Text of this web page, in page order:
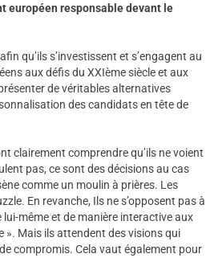
européen responsable devant le
qu’ils s’investissent et s’engagent au
aux défis du XXIème siècle et aux
de véritables alternatives
des candidats en tête de
clairement comprendre qu’ils ne voient
pas, ce sont des décisions au cas
comme un moulin à prières. Les
En revanche, Ils ne s’opposent pas à
lui-même et de manière interactive aux
». Mais ils attendent des visions qui
compromis. Cela vaut également pour